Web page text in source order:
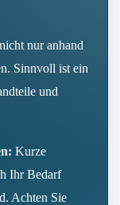
nur anhand
Sinnvoll ist ein
und
Kurze
Ihr Bedarf
Achten Sie